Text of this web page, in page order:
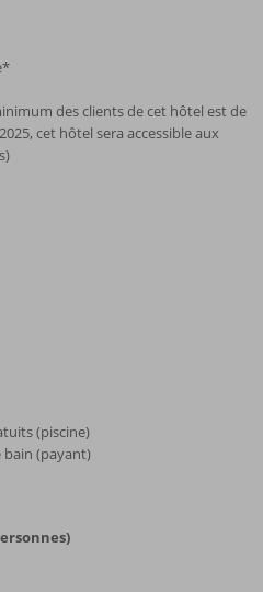
des clients de cet hôtel est de
cet hôtel sera accessible aux
(piscine)
bain (payant)